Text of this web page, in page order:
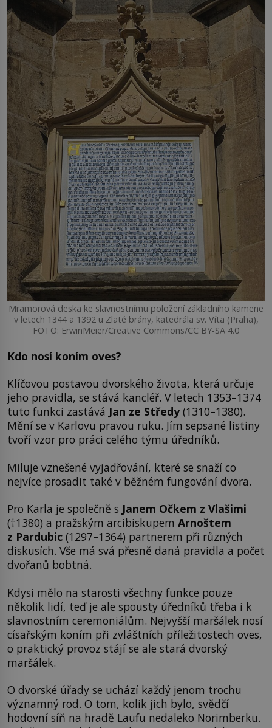
Mramorová deska ke slavnostnímu položení základního kamene
v letech 1344 a 1392 u Zlaté brány, katedrála sv. Víta (Praha),
FOTO: ErwinMeier/Creative Commons/CC BY-SA 4.0
Kdo nosí koním oves?
Klíčovou postavou dvorského života, která určuje
jeho pravidla, se stává kancléř. V letech 1353–1374
tuto funkci zastává Jan ze Středy(1310–1380).
Mění se v Karlovu pravou ruku. Jím sepsané listiny
tvoří vzor pro práci celého týmu úředníků.
Miluje vznešené vyjadřování, které se snaží co
nejvíce prosadit také v běžném fungování dvora.
Pro Karla je společně s Janem Očkem z Vlašimi
(†1380) a pražským arcibiskupem Arnoštem
z Pardubic (1297–1364) partnerem při různých
diskusích. Vše má svá přesně daná pravidla a počet
dvořanů bobtná.
Kdysi mělo na starosti všechny funkce pouze
několik lidí, teď je ale spousty úředníků třeba i k
slavnostním ceremoniálům. Nejvyšší maršálek nosí
císařským koním při zvláštních příležitostech oves,
o praktický provoz stájí se ale stará dvorský
maršálek.
O dvorské úřady se uchází každý jenom trochu
významný rod. O tom, kolik jich bylo, svědčí
hodovní síň na hradě Laufu nedaleko Norimberku.